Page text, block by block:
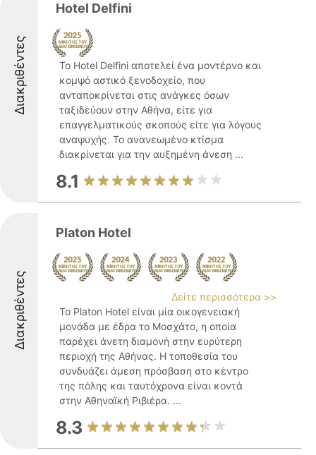
Διακριθέντες
Hotel Delfini
Το Hotel Delfini αποτελεί ένα μοντέρνο και
κομψό αστικό ξενοδοχείο, που
ανταποκρίνεται στις ανάγκες όσων
ταξιδεύουν στην Αθήνα, είτε για
επαγγελματικούς σκοπούς είτε για λόγους
αναψυχής. Το ανανεωμένο κτίσμα
διακρίνεται για την αυξημένη άνεση ...
8.1
Διακριθέντες
Platon Hotel
Δείτε περισσότερα >>
Το Platon Hotel είναι μία οικογενειακή
μονάδα με έδρα το Μοσχάτο, η οποία
παρέχει άνετη διαμονή στην ευρύτερη
περιοχή της Αθήνας. Η τοποθεσία του
συνδυάζει άμεση πρόσβαση στο κέντρο
της πόλης και ταυτόχρονα είναι κοντά
στην Αθηναϊκή Ριβιέρα. ...
8.3